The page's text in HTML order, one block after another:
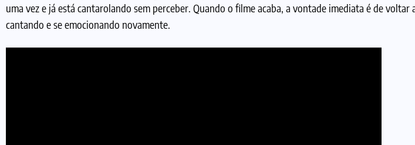
uma vez e já está cantarolando sem perceber. Quando o filme acaba, a vontade imediata é de
cantando e se emocionando novamente.